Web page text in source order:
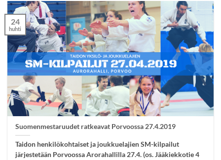
Suomenmestaruudet ratkeavat Porvoossa 27.4.2019
Taidon henkilökohtaiset ja joukkuelajien SM-kilpailut
järjestetään Porvoossa Arorahallilla 27.4. (os. Jääkiekkotie 4
24
huhti